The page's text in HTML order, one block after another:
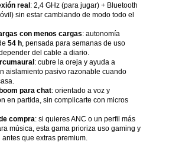
real: 2,4 GHz (para jugar) + Bluetooth
sin estar cambiando de modo todo el
con menos cargas: autonomía
54 h, pensada para semanas de uso
del cable a diario.
: cubre la oreja y ayuda a
aislamiento pasivo razonable cuando
para chat: orientado a voz y
en partida, sin complicarte con micros
compra: si quieres ANC o un perfil más
música, esta gama prioriza uso gaming y
que extras premium.